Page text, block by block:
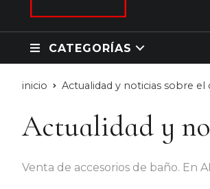
CATEGORÍAS
inicio Actualidad y noticias sobre
Actualidad y
Venta de accesorios de baño. En